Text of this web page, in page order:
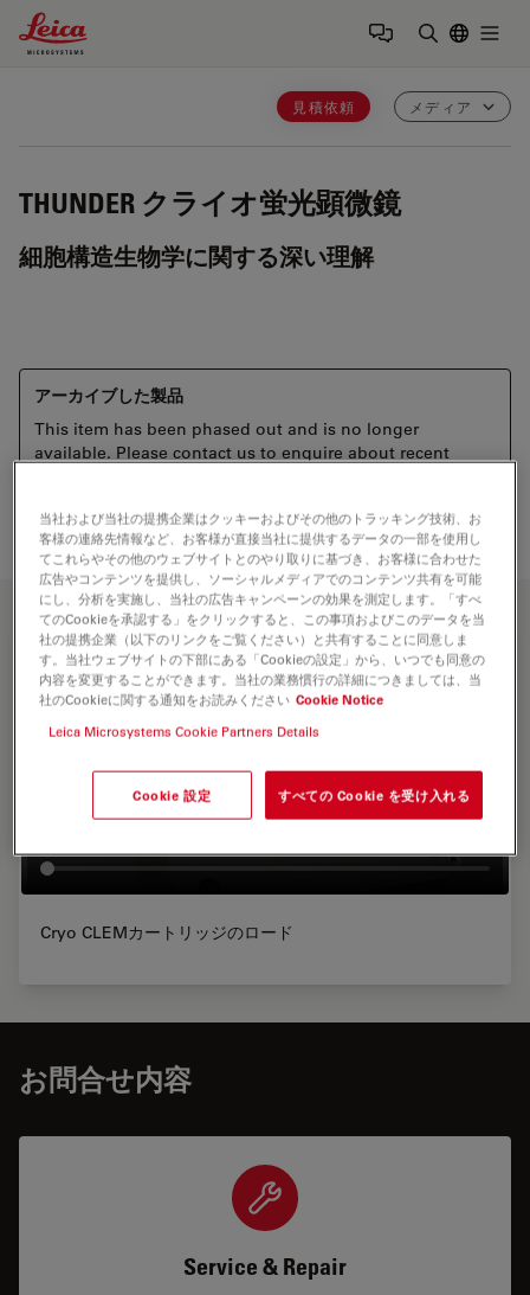
Leica Microsystems Logo
見積依頼 メディア
THUNDER クライオ蛍光顕微鏡
細胞構造生物学に関する深い理解
アーカイブした製品
This item has been phased out and is no longer
available. Please contact us to enquire about recent
Cryo CLEMカートリッジのロード
お問合せ内容
Service & Repair
当社および当社の提携企業はクッキーおよびその他のトラッキング技術、お
客様の連絡先情報など、お客様が直接当社に提供するデータの一部を使用し
てこれらやその他のウェブサイトとのやり取りに基づき、お客様に合わせた
広告やコンテンツを提供し、ソーシャルメディアでのコンテンツ共有を可能
にし、分析を実施し、当社の広告キャンペーンの効果を測定します。「すべ
てのCookieを承認する」をクリックすると、この事項およびこのデータを当
社の提携企業（以下のリンクをご覧ください）と共有することに同意しま
す。当社ウェブサイトの下部にある「Cookieの設定」から、いつでも同意の
内容を変更することができます。当社の業務慣行の詳細につきましては、当
社のCookieに関する通知をお読みください Cookie Notice
Leica Microsystems Cookie Partners Details
Cookie 設定 すべての Cookie を受け入れる